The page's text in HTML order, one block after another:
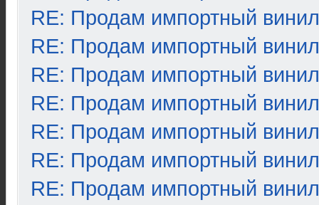
RE: Продам импортный винил
RE: Продам импортный винил
RE: Продам импортный винил
RE: Продам импортный винил
RE: Продам импортный винил
RE: Продам импортный винил
RE: Продам импортный винил